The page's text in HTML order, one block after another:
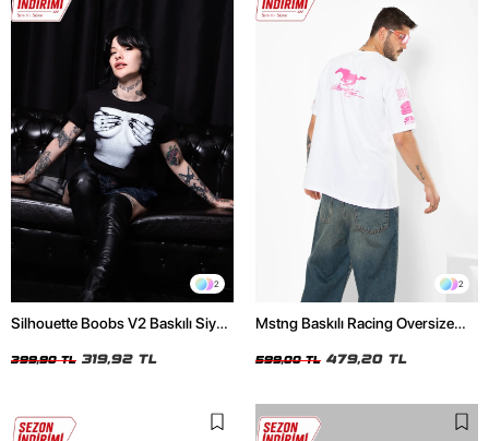
2
Silhouette Boobs V2 Baskılı Siyah
399,90 TL 319,92 TL
2
Mstng Baskılı Racing Oversize
599,00 TL 479,20 TL